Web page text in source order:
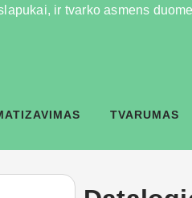
ir tvarko asmens
TVARUMAS